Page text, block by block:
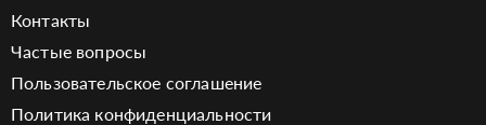
Контакты
Частые вопросы
Пользовательское соглашение
Политика конфиденциальности